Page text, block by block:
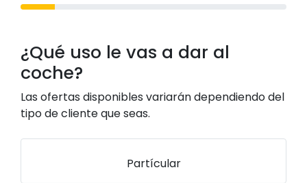
¿Qué uso le vas a dar al
coche?
Las ofertas disponibles variarán dependiendo del
tipo de cliente que seas.
Partícular